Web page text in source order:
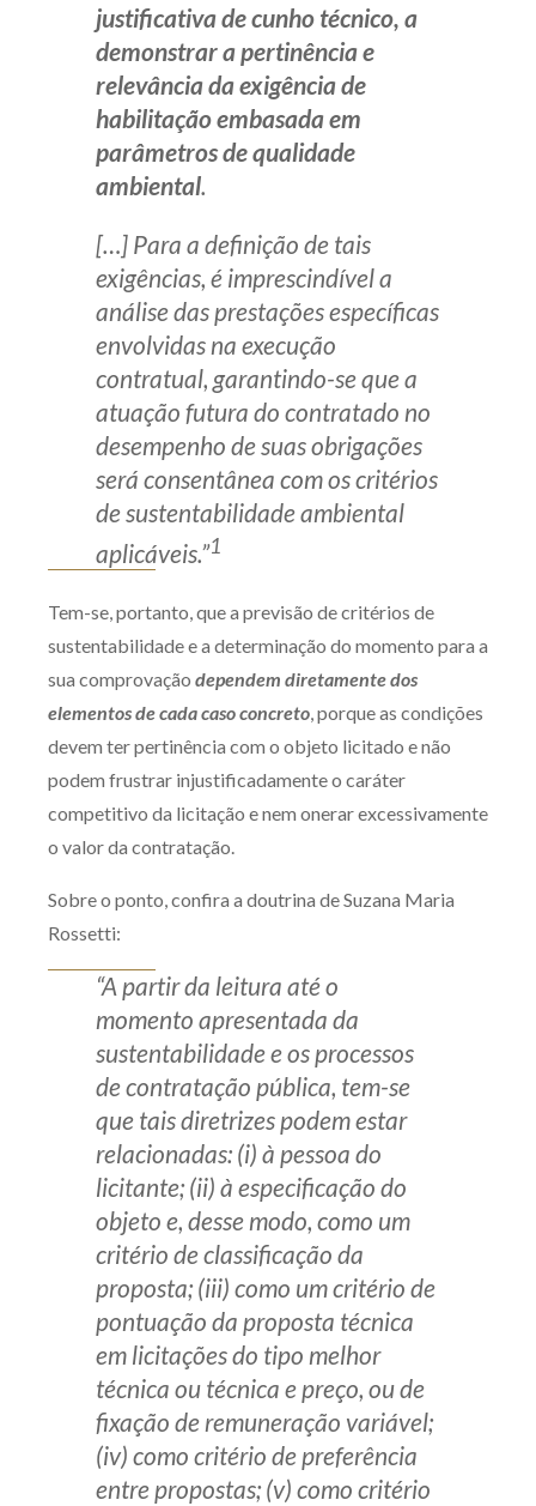
justificativa de cunho técnico, a
demonstrar a pertinência e
relevância da exigência de
habilitação embasada em
parâmetros de qualidade
ambiental.
[…] Para a definição de tais
exigências, é imprescindível a
análise das prestações específicas
envolvidas na execução
contratual, garantindo-se que a
atuação futura do contratado no
desempenho de suas obrigações
será consentânea com os critérios
de sustentabilidade ambiental
aplicáveis.”1
Tem-se, portanto, que a previsão de critérios de
sustentabilidade e a determinação do momento para a
sua comprovação dependem diretamente dos
elementos de cada caso concreto, porque as condições
devem ter pertinência com o objeto licitado e não
podem frustrar injustificadamente o caráter
competitivo da licitação e nem onerar excessivamente
o valor da contratação.
Sobre o ponto, confira a doutrina de Suzana Maria
Rossetti:
“A partir da leitura até o
momento apresentada da
sustentabilidade e os processos
de contratação pública, tem-se
que tais diretrizes podem estar
relacionadas: (i) à pessoa do
licitante; (ii) à especificação do
objeto e, desse modo, como um
critério de classificação da
proposta; (iii) como um critério de
pontuação da proposta técnica
em licitações do tipo melhor
técnica ou técnica e preço, ou de
fixação de remuneração variável;
(iv) como critério de preferência
entre propostas; (v) como critério